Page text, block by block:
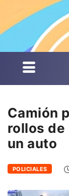
Camión
rollos de
un auto
POLICIALES